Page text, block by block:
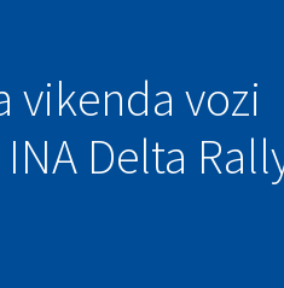
vikenda vozi
INA Delta